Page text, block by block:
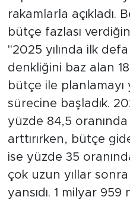
rakamlarla açıkladı.
bütçe fazlası
"2025 yılında ilk
denkliğini baz alan
bütçe ile planlamayı
sürecine başladık.
yüzde 84,5
arttırırken, bütçe
ise yüzde 35
çok uzun yıllar sonra
yansıdı. 1 milyar